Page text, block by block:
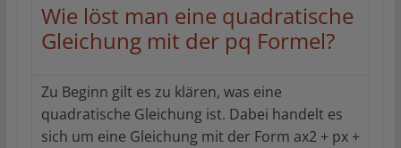
Wie löst man eine quadratische
Gleichung mit der pq Formel?
Zu Beginn gilt es zu klären, was eine
quadratische Gleichung ist. Dabei handelt es
sich um eine Gleichung mit der Form ax2 + px +